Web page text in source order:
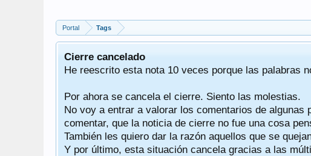
Portal Tags
Cierre cancelado
He reescrito esta nota 10 veces porque las palabras
Por ahora se cancela el cierre. Siento las molestias.
No voy a entrar a valorar los comentarios de
comentar, que la noticia de cierre no fue una cosa
También les quiero dar la razón aquellos que se
Y por último, esta situación cancela gracias a las